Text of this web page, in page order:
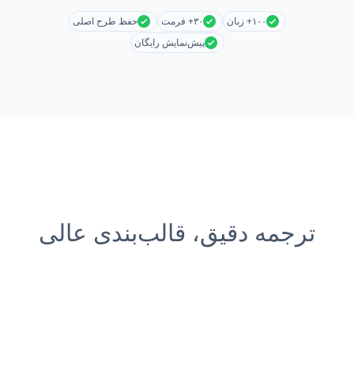
۱۰۰+ زبان ۳۰+ فرمت
حفظ طرح اصلی
پیش‌نمایش رایگان
ترجمه دقیق، قالب‌بندی عالی